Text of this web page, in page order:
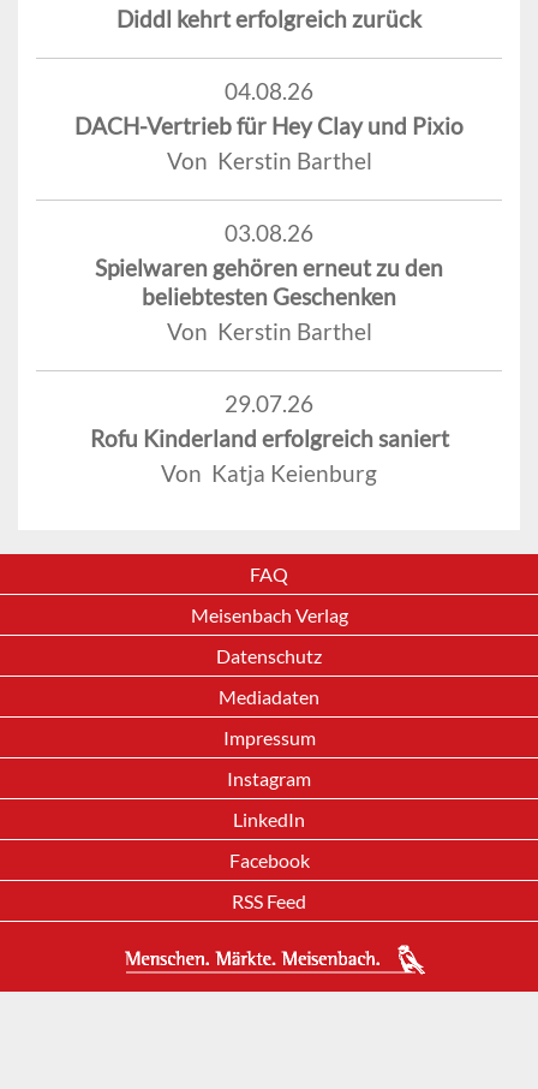
Diddl kehrt erfolgreich zurück
04.08.26
DACH-Vertrieb für Hey Clay und Pixio
Von Kerstin Barthel
03.08.26
Spielwaren gehören erneut zu den
beliebtesten Geschenken
Von Kerstin Barthel
29.07.26
Rofu Kinderland erfolgreich saniert
Von Katja Keienburg
FAQ
Meisenbach Verlag
Datenschutz
Mediadaten
Impressum
Instagram
LinkedIn
Facebook
RSS Feed